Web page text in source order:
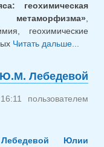
геохимическая
,
геохимические
Читать дальше...
А.Е.
Ю.М. Лебедевой
пользователем
Лебедевой Юлии